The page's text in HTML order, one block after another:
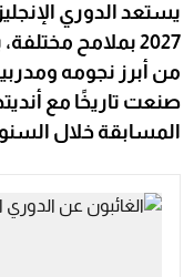
2027 بملامح
من أبرز نجومه
صنعت تاريخًا مع
المسابقة خلال